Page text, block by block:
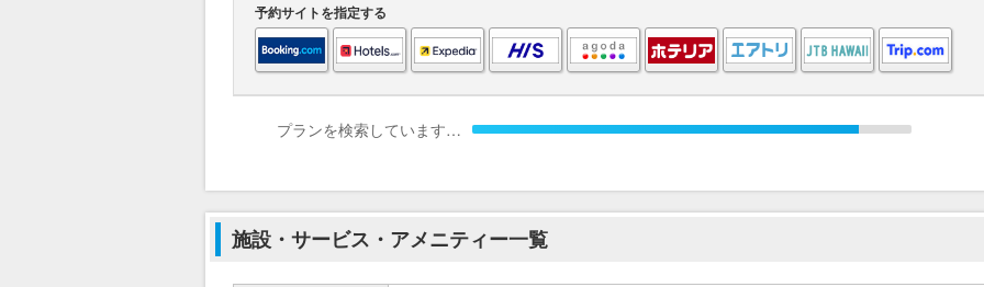
予約サイトを指定する
プランを検索しています…
施設・サービス・アメニティー一覧